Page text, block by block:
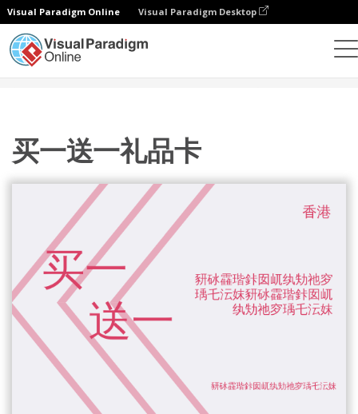
Visual Paradigm Online Visual Paradigm Desktop
买一送一礼品卡